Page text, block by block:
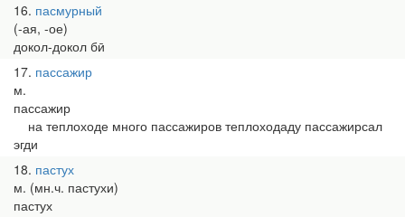
16 пасмурный
(-ая, -ое)
докол-докол бӣ
17 пассажир
м.
пассажир
на теплоходе много пассажиров теплоходаду пассажирсал
эгди
18 пастух
м. (мн.ч. пастухи)
пастух